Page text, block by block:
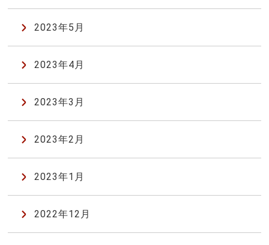
2023年5月
2023年4月
2023年3月
2023年2月
2023年1月
2022年12月